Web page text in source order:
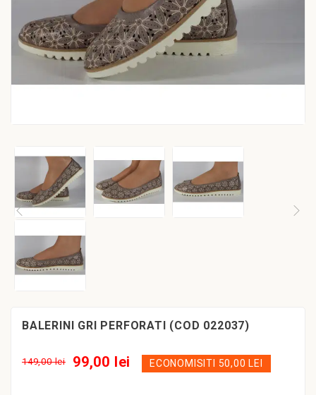
BALERINI GRI PERFORATI (COD 022037)
149,00 lei 99,00 lei ECONOMISITI 50,00 LEI